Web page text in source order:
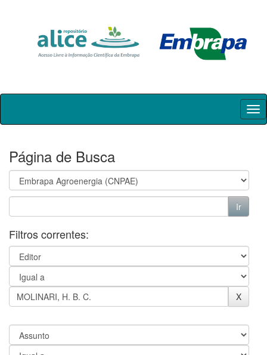
Skip
Página de Busca
Filtros correntes: